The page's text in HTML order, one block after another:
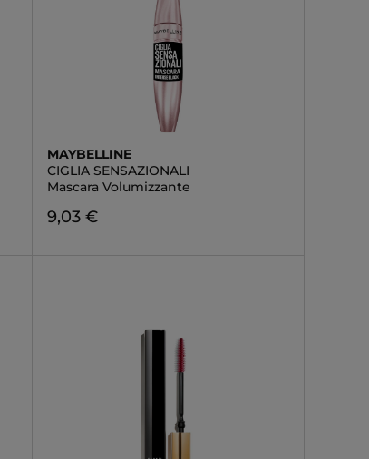
MAYBELLINE
CIGLIA SENSAZIONALI
Mascara Volumizzante
9,03 €